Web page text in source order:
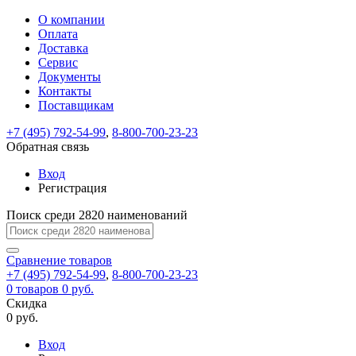
ВходРегистрация
test@example.com
отправлена
по
ней
завершения
регистрации.
Ок
Запомнить
меня
Забыли
Восстановление
пароля
Заполните
форму.
Мы
отправим
ссылку
указанный
электронный
перейдя
по
которой
вы
задать
На
вашу
почту
test@test.ru
ссылка.
Перейдите
по
для
смены
пароля.
Введите
новый
пароль
Сменить
Пароль
успешно
восстановлен
Обратная
связь
Сообщение
пользовательского
сообщение
успешно
отправлено.
О компании
Оплата
Доставка
Сервис
Документы
Контакты
Поставщикам
+7 (495) 792-54-99, 8-800-700-23-23
Обратная связь
Вход
Регистрация
Поиск среди 2820 наименований
Сравнение товаров
+7 (495) 792-54-99, 8-800-700-23-23
0 товаров 0 руб.
Скидка
0 руб.
Вход